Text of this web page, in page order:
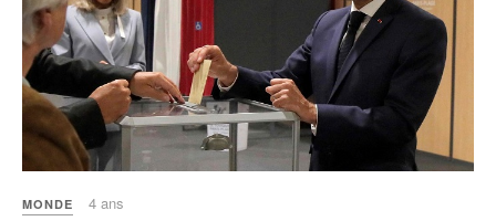
MONDE 4 ans